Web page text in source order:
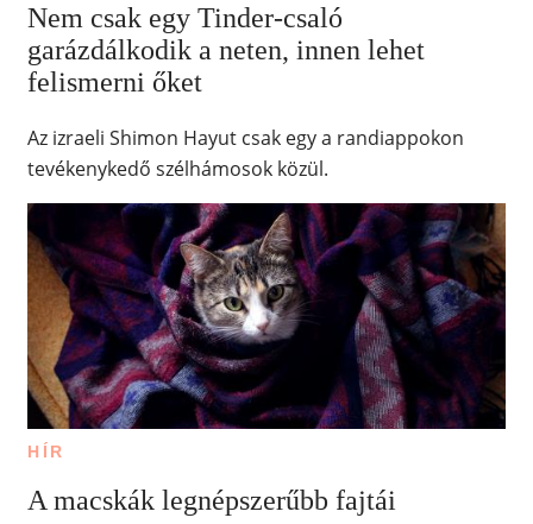
Nem csak egy Tinder-csaló
garázdálkodik a neten, innen lehet
felismerni őket
Az izraeli Shimon Hayut csak egy a randiappokon
tevékenykedő szélhámosok közül.
HÍR
A macskák legnépszerűbb fajtái